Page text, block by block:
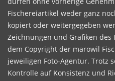
Fischereiartikel weder ganz
kopiert oder weitergegeben
Zeichnungen und Grafiken
dem Copyright der marowil
jeweiligen Foto-Agentur. Trotz
Kontrolle auf Konsistenz und